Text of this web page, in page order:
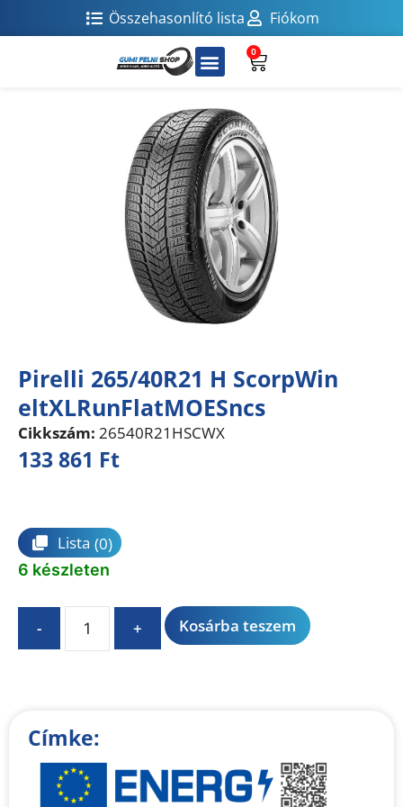
Összehasonlító lista Fiókom
0
Pirelli 265/40R21 H ScorpWin
eltXLRunFlatMOESncs
Cikkszám: 26540R21HSCWX
133 861 Ft
Lista (0)
6 készleten
- + Kosárba teszem
t
i
Címke: